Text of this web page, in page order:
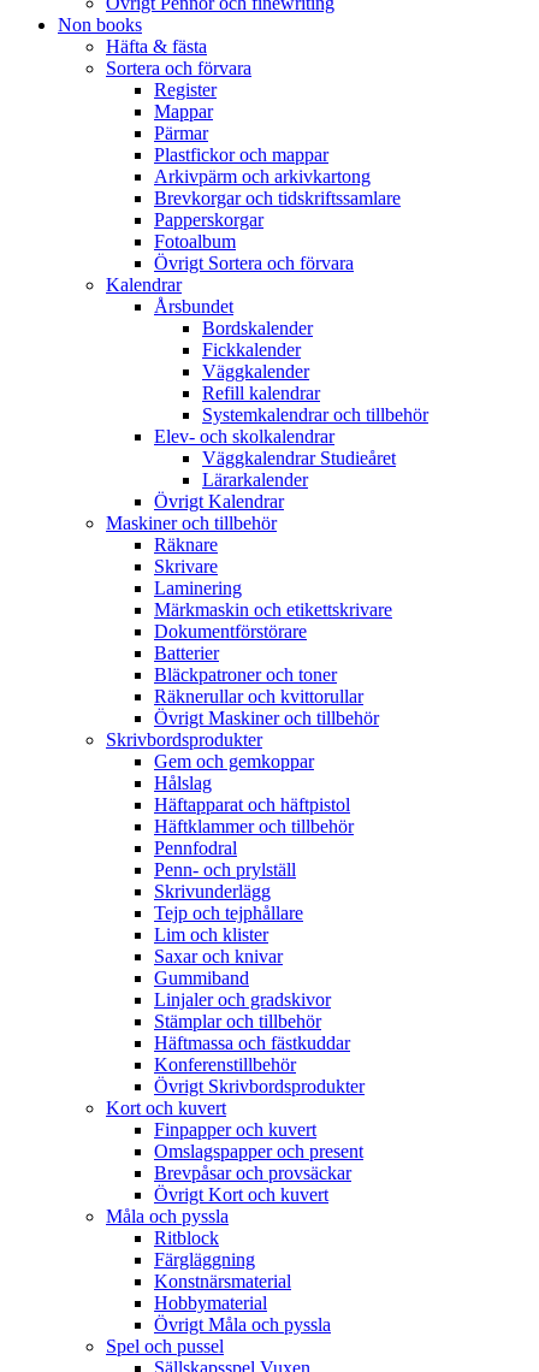
Non books
Häfta & fästa
Sortera och förvara
Register
Mappar
Pärmar
Plastfickor och mappar
Arkivpärm och arkivkartong
Brevkorgar och tidskriftssamlare
Papperskorgar
Fotoalbum
Övrigt Sortera och förvara
Kalendrar
Årsbundet
Bordskalender
Fickkalender
Väggkalender
Refill kalendrar
Systemkalendrar och tillbehör
Elev- och skolkalendrar
Väggkalendrar Studieåret
Lärarkalender
Övrigt Kalendrar
Maskiner och tillbehör
Räknare
Skrivare
Laminering
Märkmaskin och etikettskrivare
Dokumentförstörare
Batterier
Bläckpatroner och toner
Räknerullar och kvittorullar
Övrigt Maskiner och tillbehör
Skrivbordsprodukter
Gem och gemkoppar
Hålslag
Häftapparat och häftpistol
Häftklammer och tillbehör
Pennfodral
Penn- och prylställ
Skrivunderlägg
Tejp och tejphållare
Lim och klister
Saxar och knivar
Gummiband
Linjaler och gradskivor
Stämplar och tillbehör
Häftmassa och fästkuddar
Konferenstillbehör
Övrigt Skrivbordsprodukter
Kort och kuvert
Finpapper och kuvert
Omslagspapper och present
Brevpåsar och provsäckar
Övrigt Kort och kuvert
Måla och pyssla
Ritblock
Färgläggning
Konstnärsmaterial
Hobbymaterial
Övrigt Måla och pyssla
Spel och pussel
Sällskapsspel Vuxen